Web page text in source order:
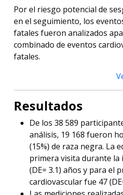
Por el riesgo potencial de
en el seguimiento, los
fatales fueron analizados
combinado de eventos
fatales.
Resultados
De los 38 589
análisis, 19 168 fueron
(15%) de raza negra. La
primera visita durante la
(DE= 3.1) años y para el
cardiovascular fue 47